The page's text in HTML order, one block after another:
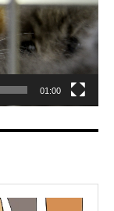
01:00